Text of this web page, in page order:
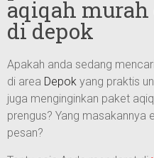
aqiqah
di depok
Apakah anda sedang
di area Depok yang praktis
juga menginginkan paket
prengus? Yang
pesan?